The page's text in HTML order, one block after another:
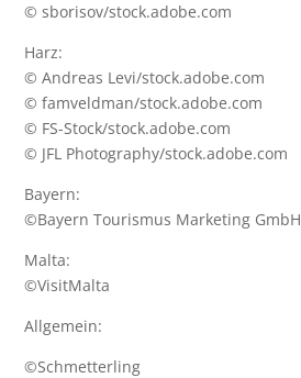
© sborisov/stock.adobe.com
Harz:
© Andreas Levi/stock.adobe.com
© famveldman/stock.adobe.com
© FS-Stock/stock.adobe.com
© JFL Photography/stock.adobe.com
Bayern:
©Bayern Tourismus Marketing GmbH
Malta:
©VisitMalta
Allgemein:
©Schmetterling